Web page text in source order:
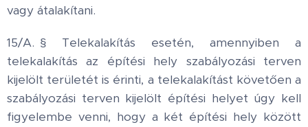
vagy átalakítani.
15/A. § Telekalakítás esetén, amennyiben a
telekalakítás az építési hely szabályozási terven
kijelölt területét is érinti, a telekalakítást követően a
szabályozási terven kijelölt építési helyet úgy kell
figyelembe venni, hogy a két építési hely között